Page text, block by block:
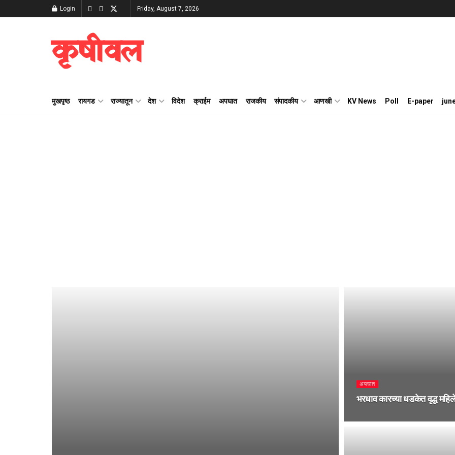
Login Friday, August 7, 2026
कृषीवल
मुखपृष्ठ रायगड राज्यातून देश विदेश क्राईम अपघात राजकीय संपादकीय आणखी KV News Poll E-paper
अपघात
भरधाव कारच्या धडकेत वृद्ध